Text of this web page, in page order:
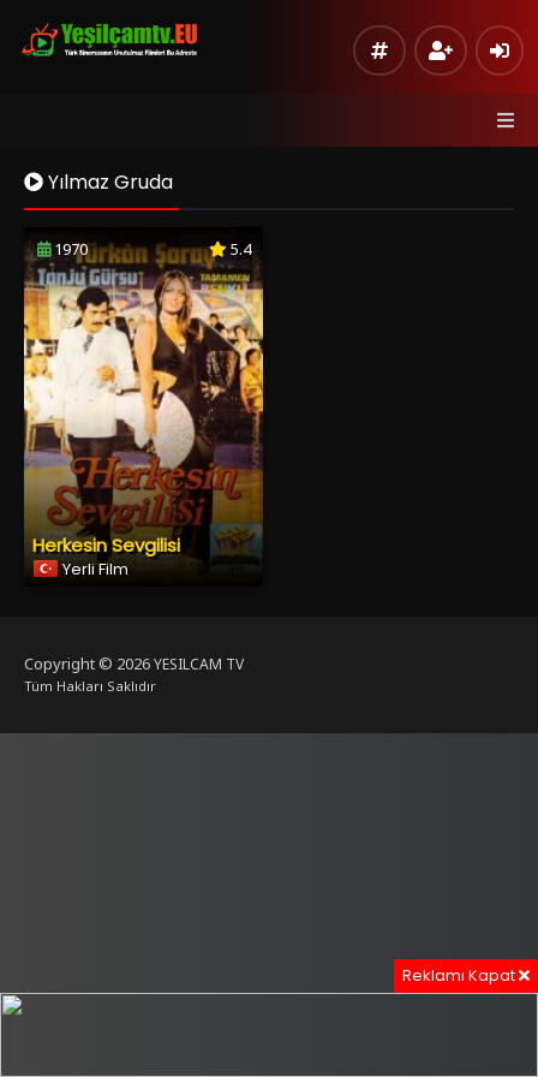
Yılmaz Gruda
1970 5.4
Herkesin Sevgilisi
Yerli Film
Copyright © 2026YESILCAM TV
Tüm Hakları Saklıdır
Reklamı Kapat